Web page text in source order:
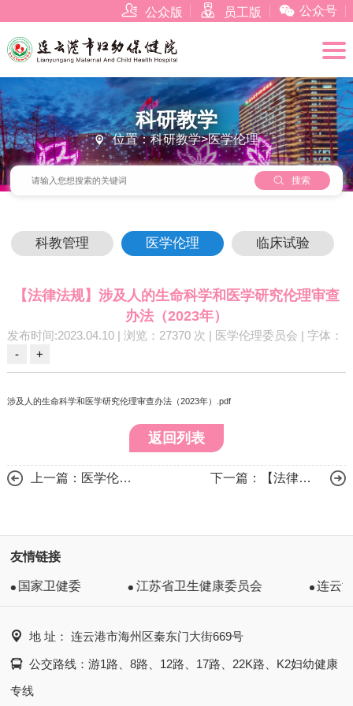
 公众版  员工版  公众号
 搜索
科研教学
 位置：科研教学>医学伦理
科教管理 医学伦理 临床试验
【法律法规】涉及人的生命科学和医学研究伦理审查
办法（2023年）
发布时间:2023.04.10 | 浏览：27370 次 | 医学伦理委员会 | 字体：
涉及人的生命科学和医学研究伦理审查办法（2023年）.pdf
返回列表
上一篇：医学伦理委员会章程 下一篇：【法律法规】涉及人的临床研究伦理审查委员会建设指南
友情链接
国家卫健委 江苏省卫生健康委员会 连云
 地 址： 连云港市海州区秦东门大街669号
 公交路线：游1路、8路、12路、17路、22K路、K2妇幼健康
专线